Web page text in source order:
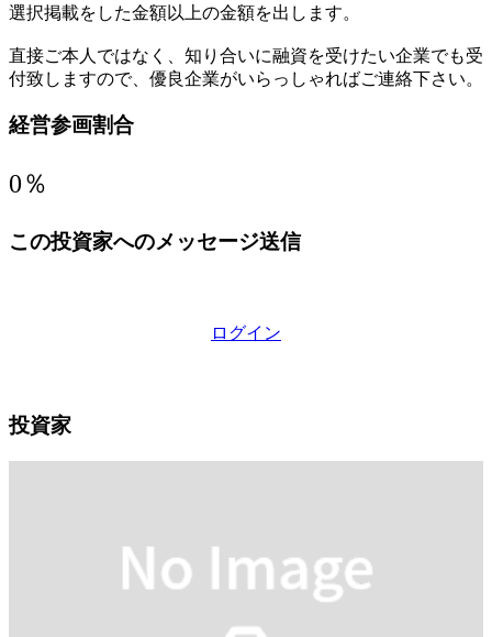
選択掲載をした金額以上の金額を出します。
直接ご本人ではなく、知り合いに融資を受けたい企業でも受
付致しますので、優良企業がいらっしゃればご連絡下さい。
経営参画割合
0％
この投資家へのメッセージ送信
ログイン
投資家